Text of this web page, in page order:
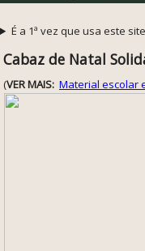
É a 1ª vez que usa este
Cabaz de Natal
(VER MAIS: Material escolar